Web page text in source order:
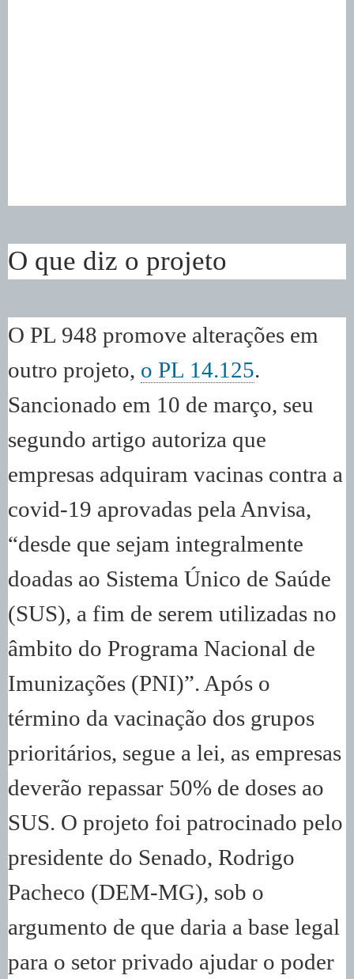
O que diz o projeto
O PL 948 promove alterações em
outro projeto, o PL 14.125.
Sancionado em 10 de março, seu
segundo artigo autoriza que
empresas adquiram vacinas contra a
covid-19 aprovadas pela Anvisa,
“desde que sejam integralmente
doadas ao Sistema Único de Saúde
(SUS), a fim de serem utilizadas no
âmbito do Programa Nacional de
Imunizações (PNI)”. Após o
término da vacinação dos grupos
prioritários, segue a lei, as empresas
deverão repassar 50% de doses ao
SUS. O projeto foi patrocinado pelo
presidente do Senado, Rodrigo
Pacheco (DEM-MG), sob o
argumento de que daria a base legal
para o setor privado ajudar o poder